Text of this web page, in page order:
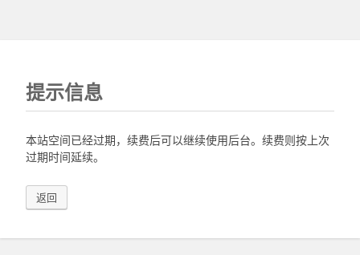
提示信息
本站空间已经过期，续费后可以继续使用后台。续费则按上次
过期时间延续。
返回